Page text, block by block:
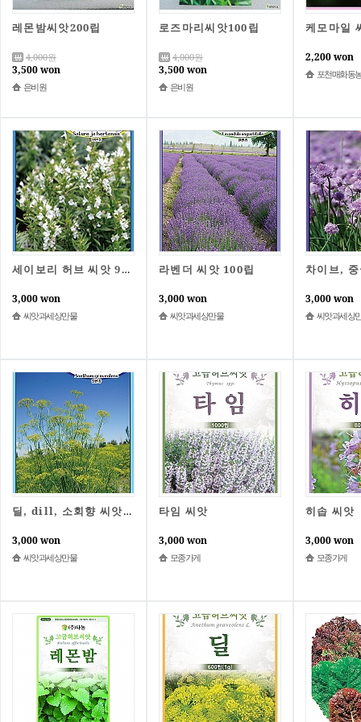
레몬밤씨앗200립
4,000원
3,500 won
은비원
로즈마리씨앗100립
4,000원
3,500 won
은비원
2,200 won
포천매화동
세이보리 허브 씨앗 900립
3,000 won
씨앗과세상만물
라벤더 씨앗 100립
3,000 won
씨앗과세상만물
3,000 won
씨앗과세상
딜, dill, 소회향 씨앗 100
3,000 won
씨앗과세상만물
타임 씨앗
3,000 won
모종가게
히솝 씨앗
3,000 won
모종가게